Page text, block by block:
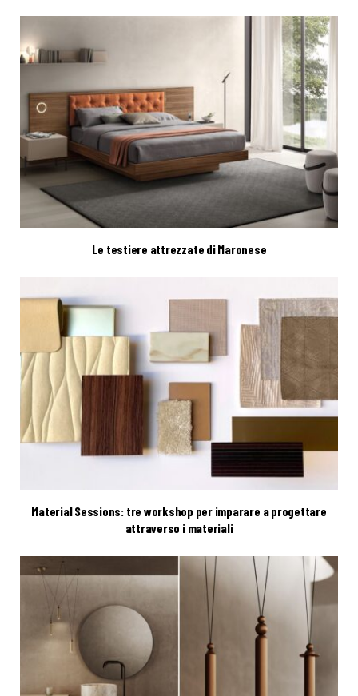
Le testiere attrezzate di Maronese
Material Sessions: tre workshop per imparare a progettare
attraverso i materiali